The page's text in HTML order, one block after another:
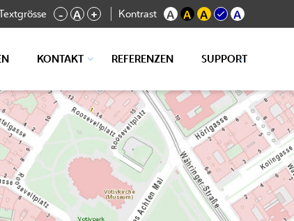
- A + Kontrast A A A A
KONTAKT REFERENZEN SUPPORT